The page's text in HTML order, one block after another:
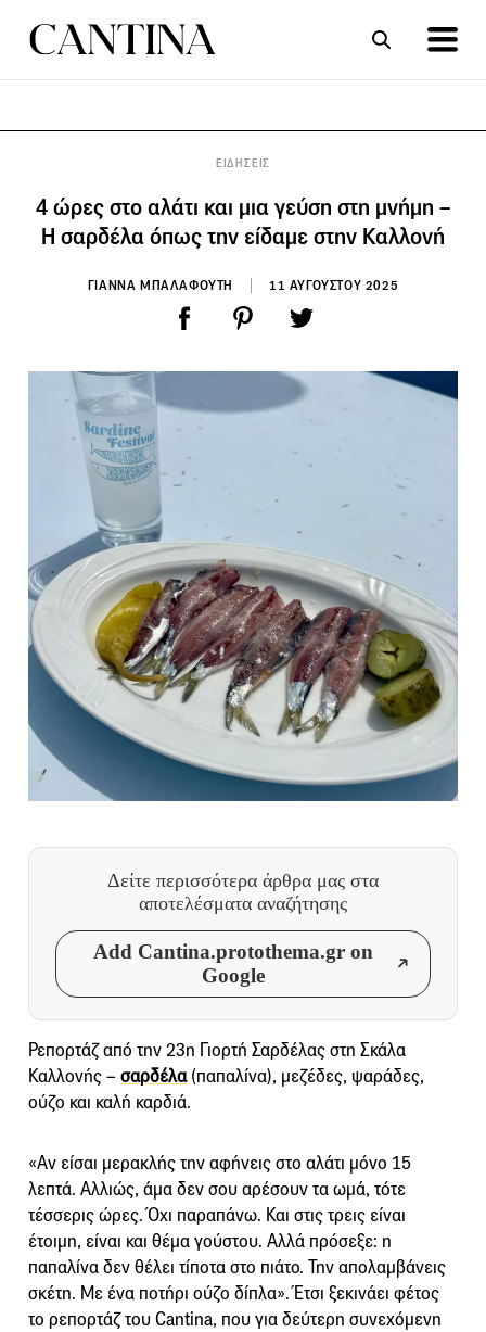
ΕΙΔΗΣΕΙΣ
4 ώρες στο αλάτι και μια γεύση στη μνήμη –
Η σαρδέλα όπως την είδαμε στην Καλλονή
ΓΙΑΝΝΑ ΜΠΑΛΑΦΟΥΤΗ 11 ΑΥΓΟΥΣΤΟΥ 2025
Δείτε περισσότερα άρθρα μας στα
αποτελέσματα αναζήτησης
Add Cantina.protothema.gr on
Google
Ρεπορτάζ από την 23η Γιορτή Σαρδέλας στη Σκάλα
Καλλονής – σαρδέλα(παπαλίνα), μεζέδες, ψαράδες,
ούζο και καλή καρδιά.
«Αν είσαι μερακλής την αφήνεις στο αλάτι μόνο 15
λεπτά. Αλλιώς, άμα δεν σου αρέσουν τα ωμά, τότε
τέσσερις ώρες. Όχι παραπάνω. Και στις τρεις είναι
έτοιμη, είναι και θέμα γούστου. Αλλά πρόσεξε: η
παπαλίνα δεν θέλει τίποτα στο πιάτο. Την απολαμβάνεις
σκέτη. Με ένα ποτήρι ούζο δίπλα». Έτσι ξεκινάει φέτος
το ρεπορτάζ του Cantina, που για δεύτερη συνεχόμενη